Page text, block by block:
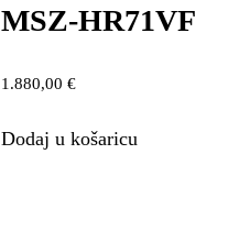
MSZ-HR71VF
1.880,00€
Dodaj u košaricu